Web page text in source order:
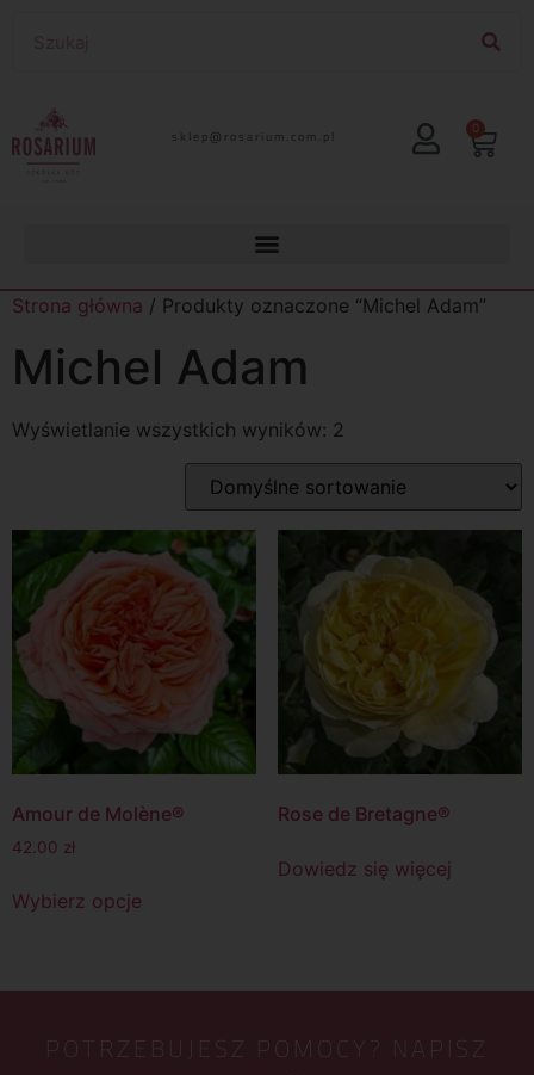
lp.moc.muirasor@pelks 0
Strona główna / Produkty oznaczone “Michel Adam”
Michel Adam
Wyświetlanie wszystkich wyników: 2
Amour de Molène®
42.00 zł
Wybierz opcje
Rose de Bretagne®
Dowiedz się więcej
POTRZEBUJESZ POMOCY? NAPISZ